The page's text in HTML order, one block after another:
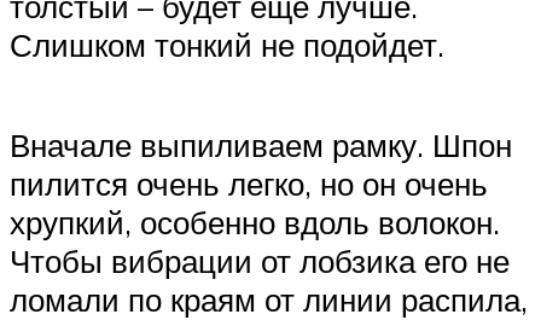
Слишком тонкий не подойдет.
Вначале выпиливаем рамку. Шпон
пилится очень легко, но он очень
хрупкий, особенно вдоль волокон.
Чтобы вибрации от лобзика его не
ломали по краям от линии распила,